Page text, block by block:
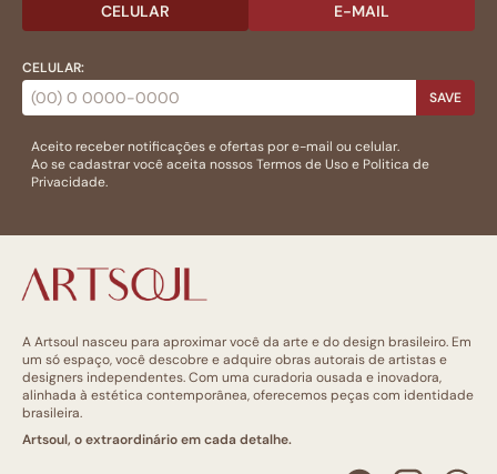
CELULAR E-MAIL
CELULAR:
SAVE
Aceito receber notificações e ofertas por e-mail ou celular.
Ao se cadastrar você aceita nossosTermos de Usoe Politica de
Privacidade.
A Artsoul nasceu para aproximar você da arte e do design brasileiro. Em
um só espaço, você descobre e adquire obras autorais de artistas e
designers independentes. Com uma curadoria ousada e inovadora,
alinhada à estética contemporânea, oferecemos peças com identidade
brasileira.
Artsoul, o extraordinário em cada detalhe.